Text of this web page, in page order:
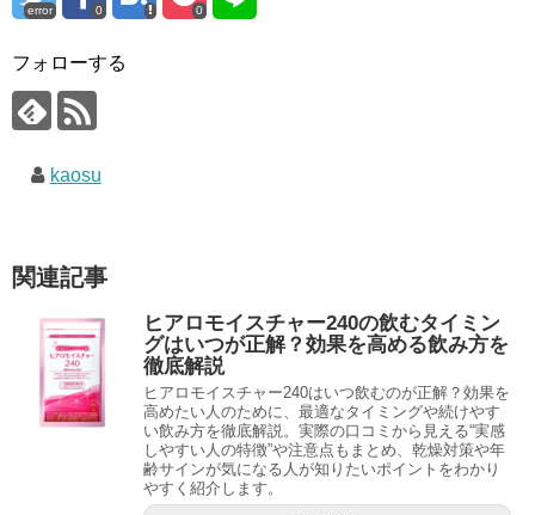
error 0 0
フォローする
kaosu
関連記事
ヒアロモイスチャー240の飲むタイミン
グはいつが正解？効果を高める飲み方を
徹底解説
ヒアロモイスチャー240はいつ飲むのが正解？効果を
高めたい人のために、最適なタイミングや続けやす
い飲み方を徹底解説。実際の口コミから見える“実感
しやすい人の特徴”や注意点もまとめ、乾燥対策や年
齢サインが気になる人が知りたいポイントをわかり
やすく紹介します。